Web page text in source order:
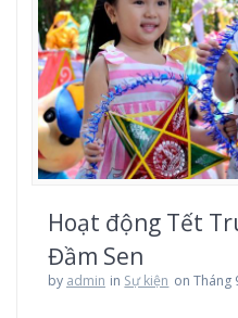
Hoạt động Tết
Đầm Sen
by admin in Sự kiện on Tháng